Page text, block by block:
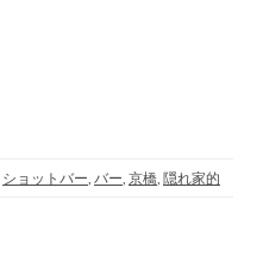
ショットバー, バー, 京橋, 隠れ家的